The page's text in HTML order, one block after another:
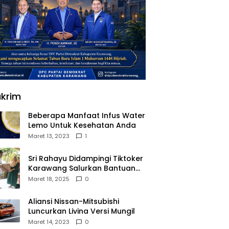
Beberapa Manfaat Infus Water
Lemo Untuk Kesehatan Anda
Maret 13, 2023 1
Sri Rahayu Didampingi Tiktoker
Karawang Salurkan Bantuan
untuk Warga Dusun Kampek
Maret 18, 2025 0
Aliansi Nissan-Mitsubishi
Luncurkan Livina Versi Mungil
Maret 14, 2023 0